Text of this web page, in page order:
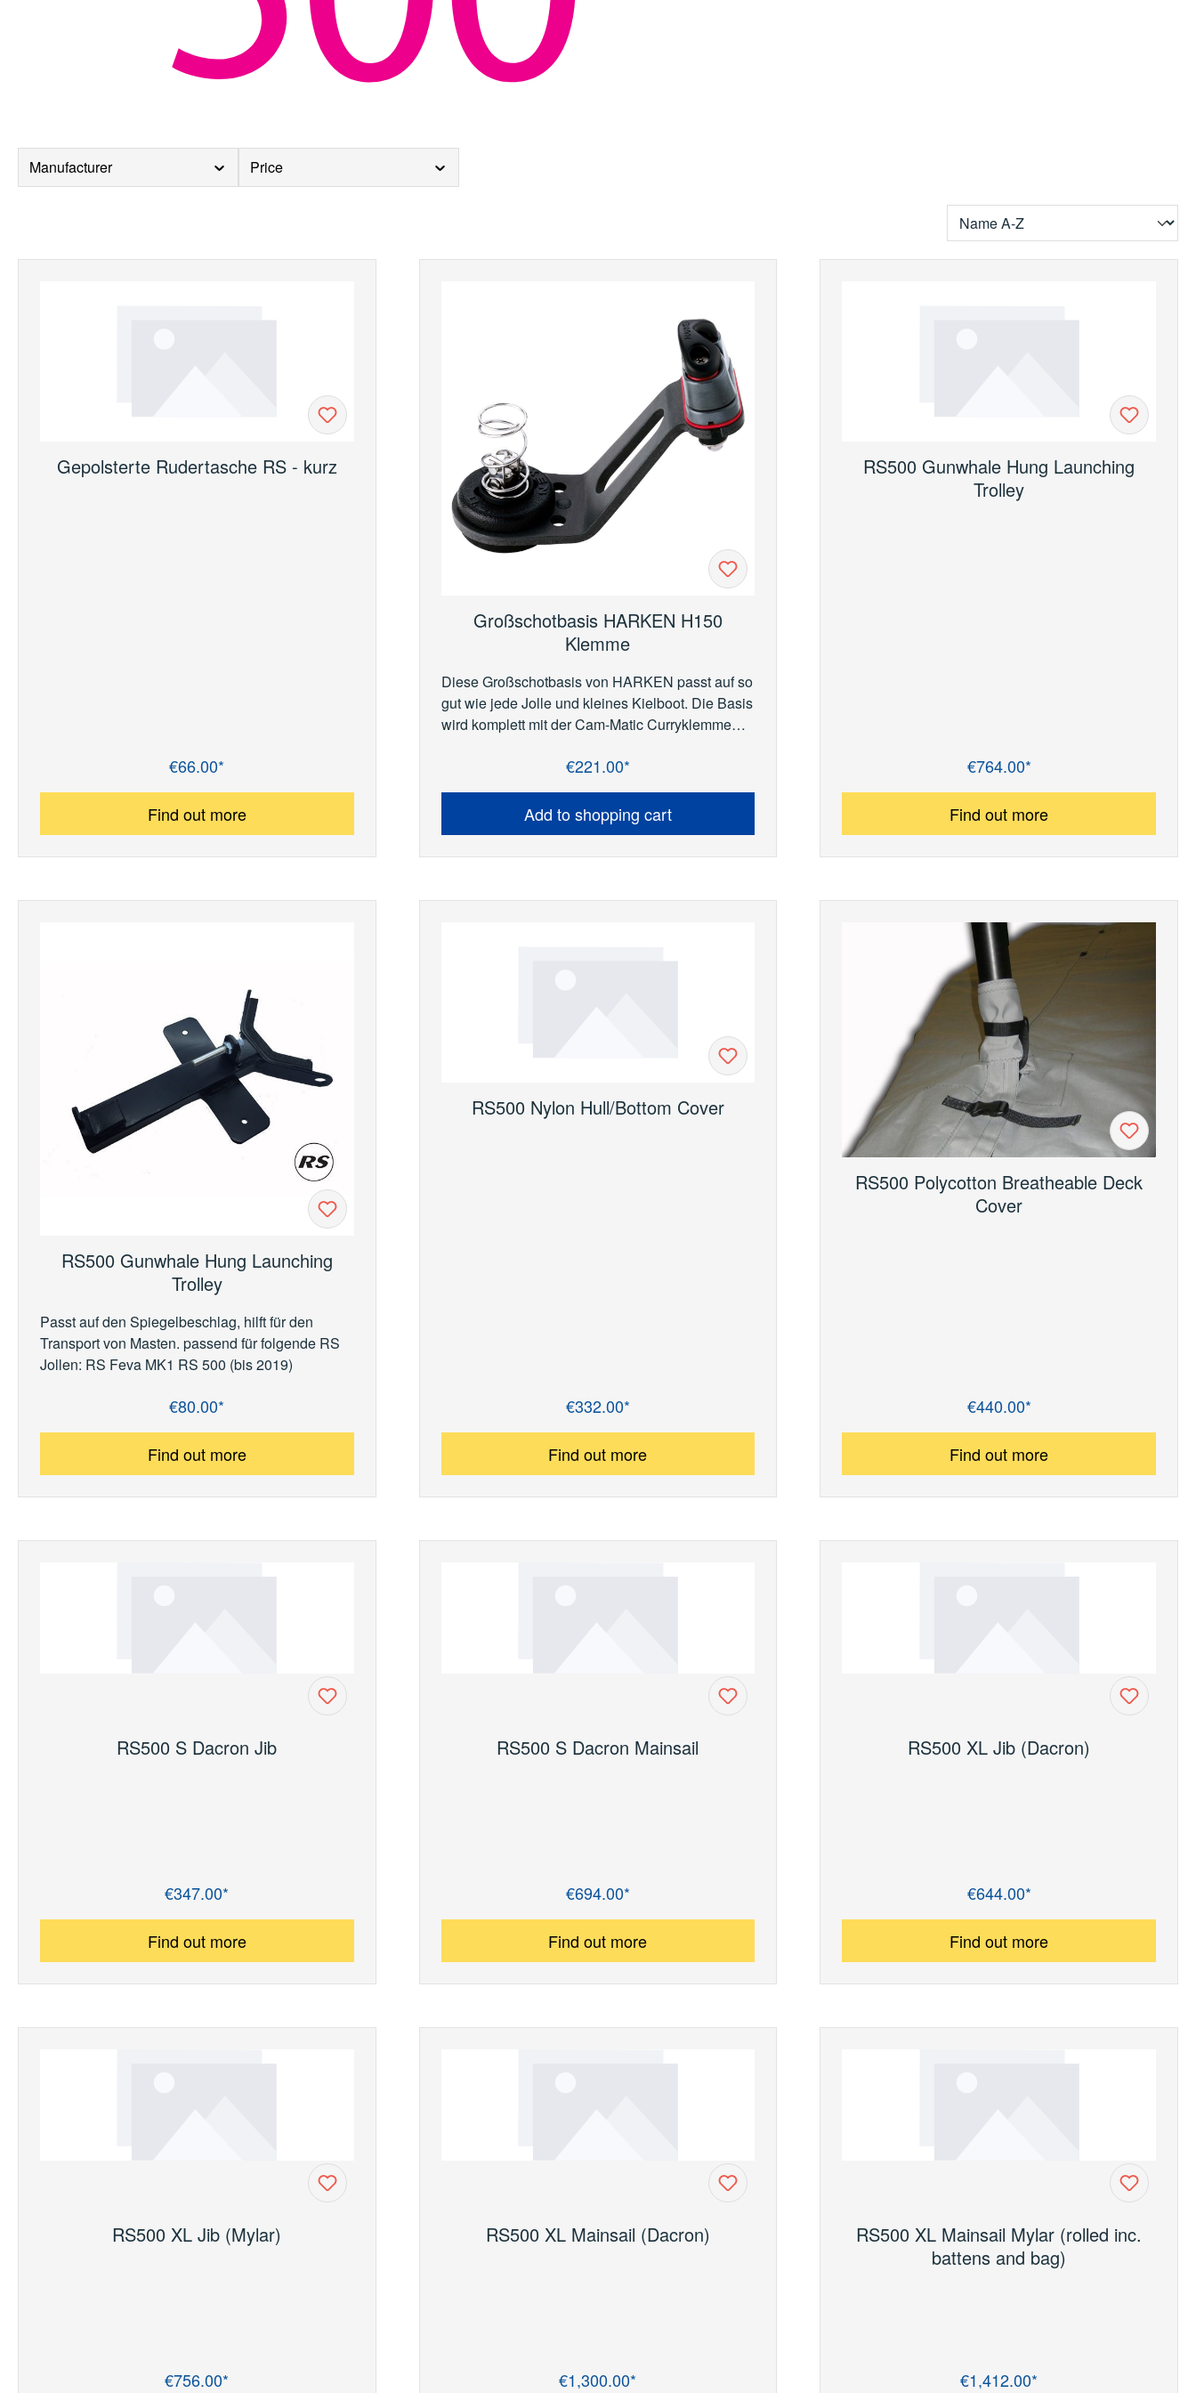
Manufacturer Price
Gepolsterte Rudertasche RS - kurz
€66.00*
Find out more
Großschotbasis HARKEN H150
Klemme
Diese Großschotbasis von HARKEN passt auf so
gut wie jede Jolle und kleines Kielboot. Die Basis
wird komplett mit der Cam-Matic Curryklemme
Knarrblock muss noch ergänzt werden, dafür
empfehlen wir den HARKEN Carbo Ratchet
(H2135) oder den HARKEN Carbo Ratchmatic
(H2625).
€221.00*
Add to shopping cart
RS500 Gunwhale Hung Launching
Trolley
€764.00*
Find out more
RS500 Gunwhale Hung Launching
Trolley
Passt auf den Spiegelbeschlag, hilft für den
Transport von Masten. passend für folgende RS
Jollen: RS Feva MK1 RS 500 (bis 2019)
€80.00*
Find out more
RS500 Nylon Hull/Bottom Cover
€332.00*
Find out more
RS500 Polycotton Breatheable Deck
Cover
€440.00*
Find out more
RS500 S Dacron Jib
€347.00*
Find out more
RS500 S Dacron Mainsail
€694.00*
Find out more
RS500 XL Jib (Dacron)
€644.00*
Find out more
RS500 XL Jib (Mylar)
€756.00*
RS500 XL Mainsail (Dacron)
€1,300.00*
RS500 XL Mainsail Mylar (rolled inc.
battens and bag)
€1,412.00*